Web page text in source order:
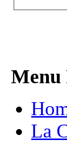
Menu
La